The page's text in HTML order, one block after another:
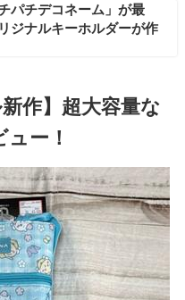
パチデコネーム」が最
ジナルキーホルダーが作
作】超大容量な
ー！